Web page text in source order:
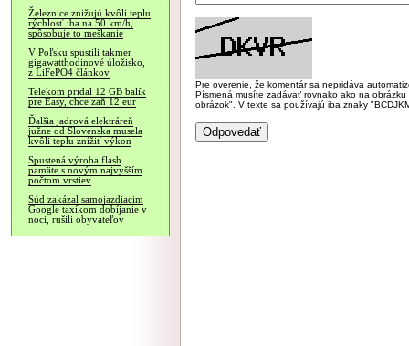
Železnice znižujú kvôli teplu
rýchlosť iba na 50 km/h,
spôsobuje to meškanie
V Poľsku spustili takmer
gigawatthodinové úložisko,
z LiFePO4 článkov
Telekom pridal 12 GB balík
pre Easy, chce zaň 12 eur
Ďalšia jadrová elektráreň
južne od Slovenska musela
kvôli teplu znížiť výkon
Spustená výroba flash
pamäte s novým najvyšším
počtom vrstiev
Súd zakázal samojazdiacim
Google taxíkom dobíjanie v
noci, rušili obyvateľov
Pre overenie, že komentár sa nepridáva
Písmená musíte zadávať rovnako ako na
obrázok". V texte sa používajú iba znaky